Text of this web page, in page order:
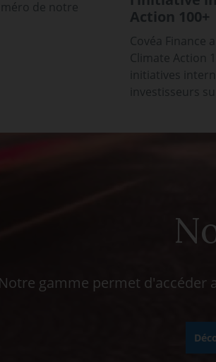
de notre
Action 100+
Covéa Finance
Climate Action
initiatives
investisseurs
Notre gamme permet d'accéder